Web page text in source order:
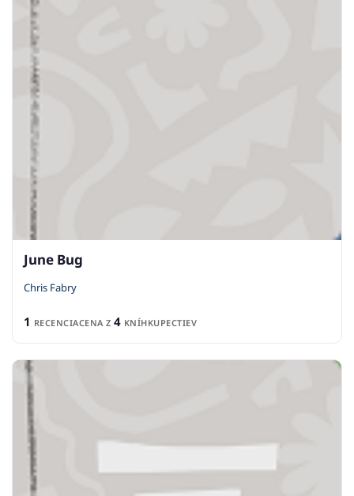
June Bug
Chris Fabry
1 RECENCIACENA Z 4 KNÍHKUPECTIEV